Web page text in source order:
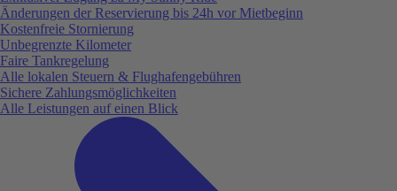
Änderungen der Reservierung bis 24h vor Mietbeginn
Kostenfreie Stornierung
Unbegrenzte Kilometer
Faire Tankregelung
Alle lokalen Steuern & Flughafengebühren
Sichere Zahlungsmöglichkeiten
Alle Leistungen auf einen Blick